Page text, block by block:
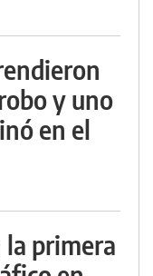
y uno
en el
primera